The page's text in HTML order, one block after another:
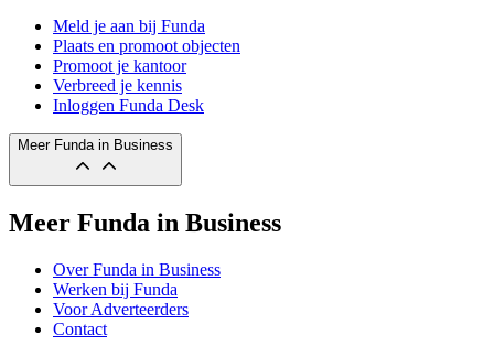
Meld je aan bij Funda
Plaats en promoot objecten
Promoot je kantoor
Verbreed je kennis
Inloggen Funda Desk
Meer Funda in Business
Meer Funda in Business
Over Funda in Business
Werken bij Funda
Voor Adverteerders
Contact